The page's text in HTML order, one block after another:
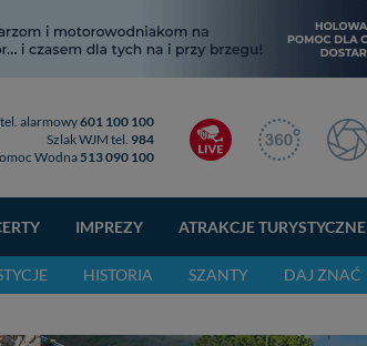
tel. alarmowy601 100 100
Szlak WJM tel. 984
Wodna513 090 100
IMPREZY ATRAKCJE TURYSTYCZNE
HISTORIA SZANTY DAJ ZNAĆ